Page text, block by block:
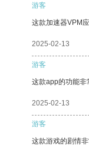
游客
这款加速器VPM
2025-02-13
游客
这款app的功能非
2025-02-13
游客
这款游戏的剧情